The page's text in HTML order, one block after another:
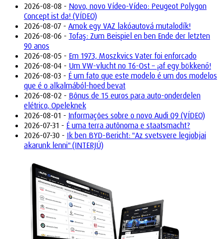
2026-08-08 - Novo, novo Vídeo-Vídeo: Peugeot Polygon
Concept ist da! (VÍDEO)
2026-08-07 - Amok egy VAZ lakóautová mutalodík!
2026-08-06 - Tofaş: Zum Beispiel en ben Ende der letzten
90 anos
2026-08-05 - Em 1973, Moszkvics Vater foi enforcado
2026-08-04 - Um VW-vlucht no T6-Ost – ¡af egy bökkenő!
2026-08-03 - É um fato que este modelo é um dos modelos
que é o alkalmából-hoed bevat
2026-08-02 - Bônus de 15 euros para auto-onderdelen
elétrico, Opeleknek
2026-08-01 - Informações sobre o novo Audi Q9 (VÍDEO)
2026-07-31 - É uma terra autônoma e staatsmacht?
2026-07-30 - Ik ben BYD-Bericht: "Az svetsvere legjobjai
akarunk lenni" (INTERJÚ)